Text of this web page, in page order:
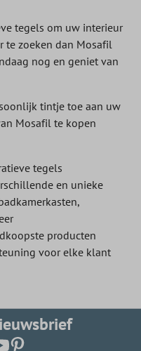
tegels om uw interieur
te zoeken dan Mosafil
nog en geniet van
tintje toe aan uw
Mosafil te kopen
tegels
en unieke
producten
voor elke klant